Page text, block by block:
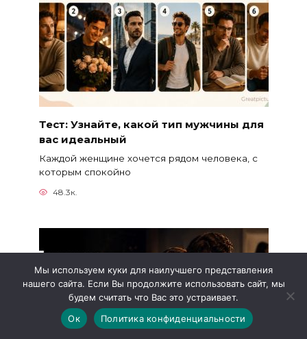
Тест: Узнайте, какой тип мужчины для
вас идеальный
Каждой женщине хочется рядом человека, с
которым спокойно
48.3к.
Мы используем куки для наилучшего представления
нашего сайта. Если Вы продолжите использовать сайт, мы
будем считать что Вас это устраивает.
Ок
Политика конфиденциальности